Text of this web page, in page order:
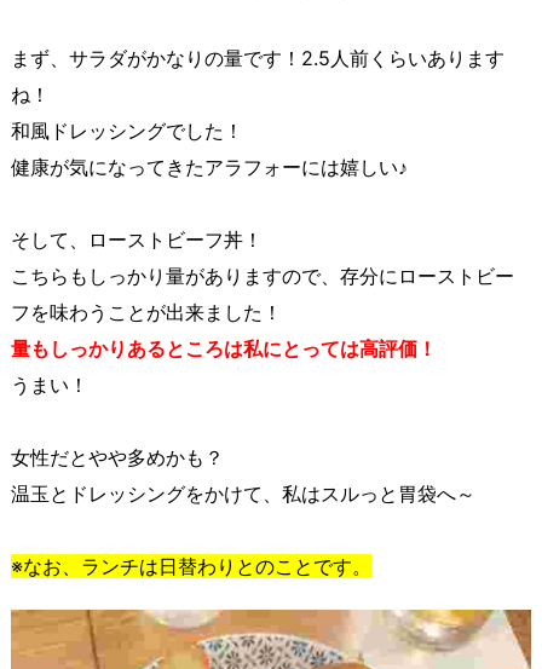
まず、サラダがかなりの量です！2.5人前くらいあります
ね！
和風ドレッシングでした！
健康が気になってきたアラフォーには嬉しい♪
そして、ローストビーフ丼！
こちらもしっかり量がありますので、存分にローストビー
フを味わうことが出来ました！
量もしっかりあるところは私にとっては高評価！
うまい！
女性だとやや多めかも？
温玉とドレッシングをかけて、私はスルっと胃袋へ～
※なお、ランチは日替わりとのことです。